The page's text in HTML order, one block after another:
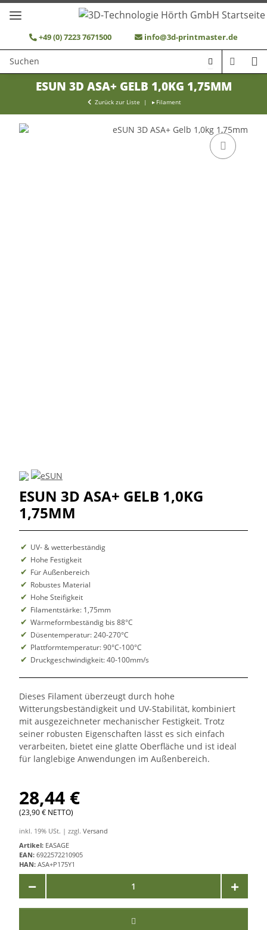
+49 (0) 7223 7671500 info@3d-printmaster.de
ESUN 3D ASA+ GELB 1,0KG 1,75MM
Zurück zur Liste Filament
ESUN 3D ASA+ GELB 1,0KG
1,75MM
UV- & wetterbeständig
Hohe Festigkeit
Für Außenbereich
Robustes Material
Hohe Steifigkeit
Filamentstärke: 1,75mm
Wärmeformbeständig bis 88°C
Düsentemperatur: 240-270°C
Plattformtemperatur: 90°C-100°C
Druckgeschwindigkeit: 40-100mm/s
Dieses Filament überzeugt durch hohe
Witterungsbeständigkeit und UV-Stabilität, kombiniert
mit ausgezeichneter mechanischer Festigkeit. Trotz
seiner robusten Eigenschaften lässt es sich einfach
verarbeiten, bietet eine glatte Oberfläche und ist ideal
für langlebige Anwendungen im Außenbereich.
28,44 €
(23,90 € NETTO)
inkl. 19% USt. | zzgl. Versand
Artikel: EASAGE
EAN: 6922572210905
HAN: ASA+P175Y1